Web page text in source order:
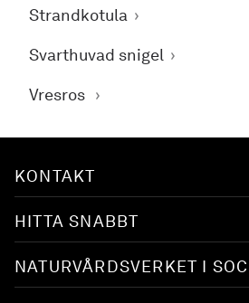
Strandkotula
Svarthuvad snigel
Vresros
KONTAKT
HITTA SNABBT
NATURVÅRDSVERKET I